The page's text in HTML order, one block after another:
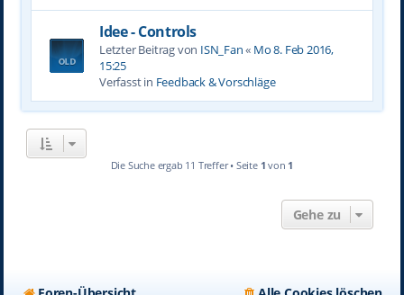
Idee - Controls
Letzter Beitrag von ISN_Fan« Mo 8. Feb 2016,
15:25
Verfasst in Feedback & Vorschläge
Die Suche ergab 11 Treffer • Seite 1 von 1
Gehe zu